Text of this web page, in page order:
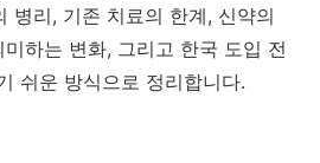
병리, 기존 치료의 한계, 신약의
하는 변화, 그리고 한국 도입 전
쉬운 방식으로 정리합니다.